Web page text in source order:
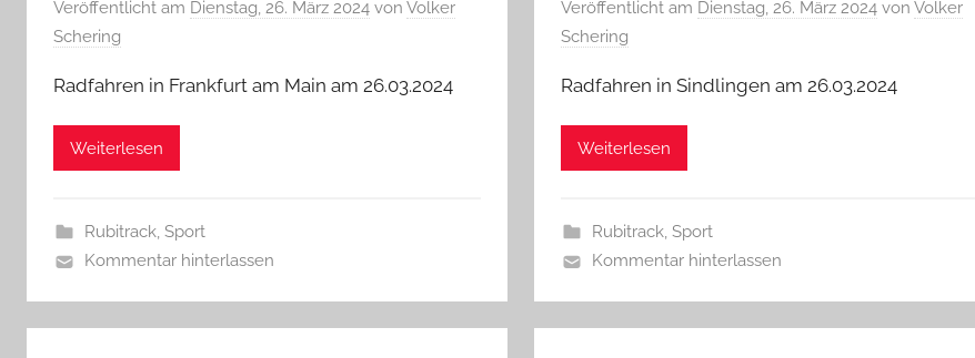
Veröffentlicht am Dienstag, 26. März 2024 von Volker
Schering
Radfahren in Frankfurt am Main am 26.03.2024
Weiterlesen
Rubitrack, Sport
Kommentar hinterlassen
Veröffentlicht am Dienstag, 26. März 2024 vonVolker
Schering
Radfahren in Sindlingen am 26.03.2024
Weiterlesen
Rubitrack, Sport
Kommentar hinterlassen